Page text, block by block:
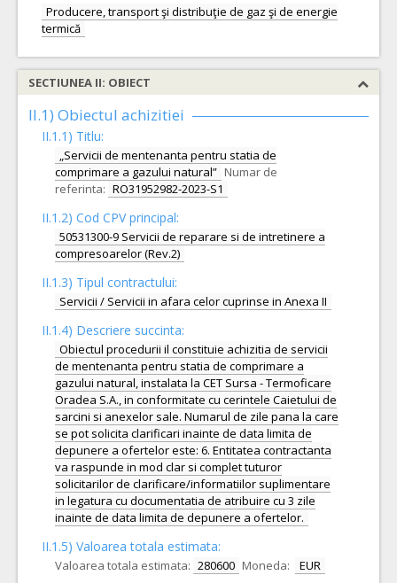
Producere, transport şi distribuţie de gaz şi de energie
termică
SECTIUNEA II: OBIECT
II.1) Obiectul achizitiei
II.1.1) Titlu:
„Servicii de mentenanta pentru statia de
comprimare a gazului natural” Numar de
referinta: RO31952982-2023-S1
II.1.2) Cod CPV principal:
50531300-9 Servicii de reparare si de intretinere a
compresoarelor (Rev.2)
II.1.3) Tipul contractului:
Servicii / Servicii in afara celor cuprinse in Anexa II
II.1.4) Descriere succinta:
Obiectul procedurii il constituie achizitia de servicii
de mentenanta pentru statia de comprimare a
gazului natural, instalata la CET Sursa - Termoficare
Oradea S.A., in conformitate cu cerintele Caietului de
sarcini si anexelor sale. Numarul de zile pana la care
se pot solicita clarificari inainte de data limita de
depunere a ofertelor este: 6. Entitatea contractanta
va raspunde in mod clar si complet tuturor
solicitarilor de clarificare/informatiilor suplimentare
in legatura cu documentatia de atribuire cu 3 zile
inainte de data limita de depunere a ofertelor.
II.1.5) Valoarea totala estimata:
Valoarea totala estimata: 280600 Moneda: EUR